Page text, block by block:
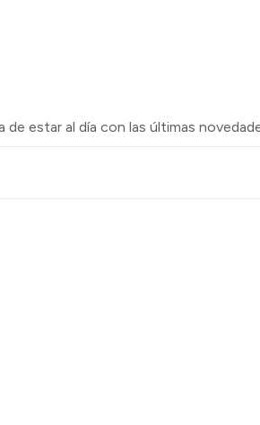
estar al día con las últimas